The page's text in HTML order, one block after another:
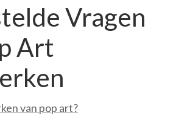
Vragen
Art
van pop art?